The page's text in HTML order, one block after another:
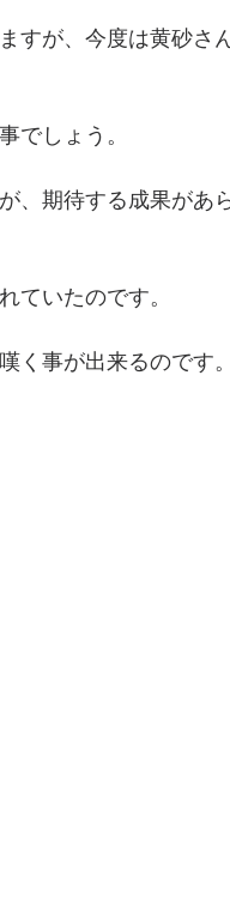
すが、今度は黄砂さ
でしょう。
、期待する成果があ
ていたのです。
く事が出来るのです。